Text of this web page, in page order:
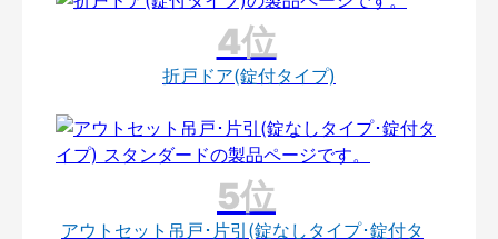
折戸ドア(錠付タイプ)
アウトセット吊戸･片引(錠なしタイプ･錠付タ